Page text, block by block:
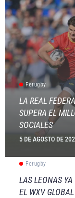
Ferugby
LA REAL
SUPERA EL
SOCIALES
5 DE AGOSTO DE
Ferugby
LAS LEONAS
EL WXV